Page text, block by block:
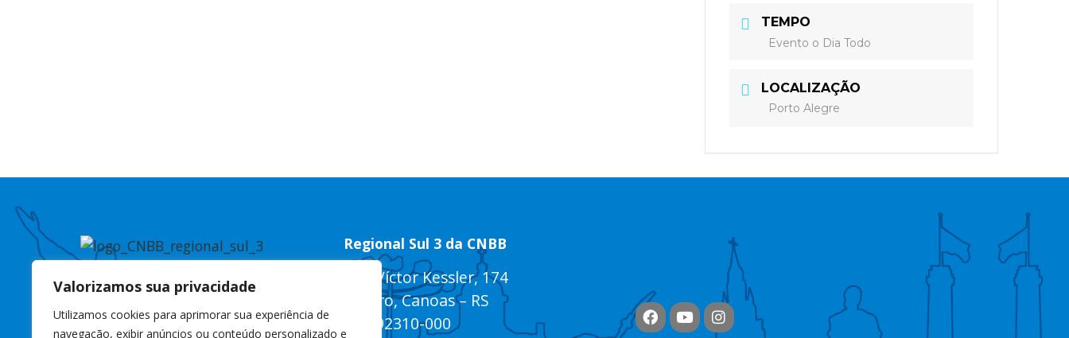
Valorizamos sua privacidade
Utilizamos cookies para aprimorar sua experiência de
navegação, exibir anúncios ou conteúdo personalizado e
TEMPO
Evento o Dia Todo
LOCALIZAÇÃO
Porto Alegre
Regional Sul 3 da CNBB
Rua Víctor Kessler, 174
Centro, Canoas – RS
CEP 92310-000